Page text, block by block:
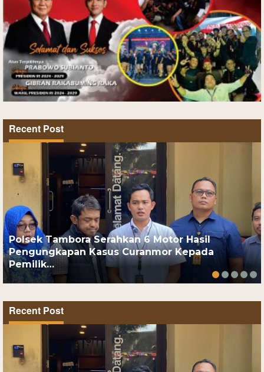
Recent Post
Polsek Tambora Serahkan 6 Motor Hasil
Pengungkapan Kasus Curanmor Kepada
Pemilik…
Recent Post